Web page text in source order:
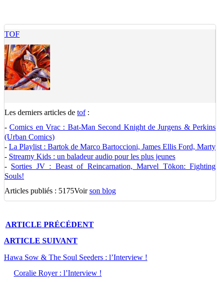
TOF
Les derniers articles de tof:
-Comics en Vrac : Bat-Man Second Knight de Jurgens & Perkins
(Urban Comics)
- La Playlist : Bartok de Marco Bartoccioni, James Ellis Ford, Marty
- Streamy Kids : un baladeur audio pour les plus jeunes
- Sorties JV : Beast of Reincarnation, Marvel Tōkon: Fighting
Souls!
Articles publiés : 5175Voirson blog
ARTICLE PRÉCÉDENT
ARTICLE SUIVANT
Hawa Sow & The Soul Seeders : l’Interview !
Coralie Royer : l’Interview !